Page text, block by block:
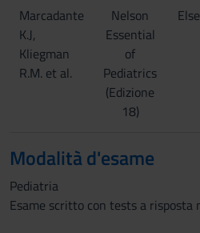
Marcadante
K.J,
Kliegman
R.M. et al.
Nelson
Essential
of
Pediatrics
(Edizione
18)
Modalità d'esame
Pediatria
Esame scritto con tests a risposta